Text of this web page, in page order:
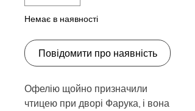
Немає в наявності
Повідомити про наявність
Офелію щойно призначили
чтицею при дворі Фарука, і вона